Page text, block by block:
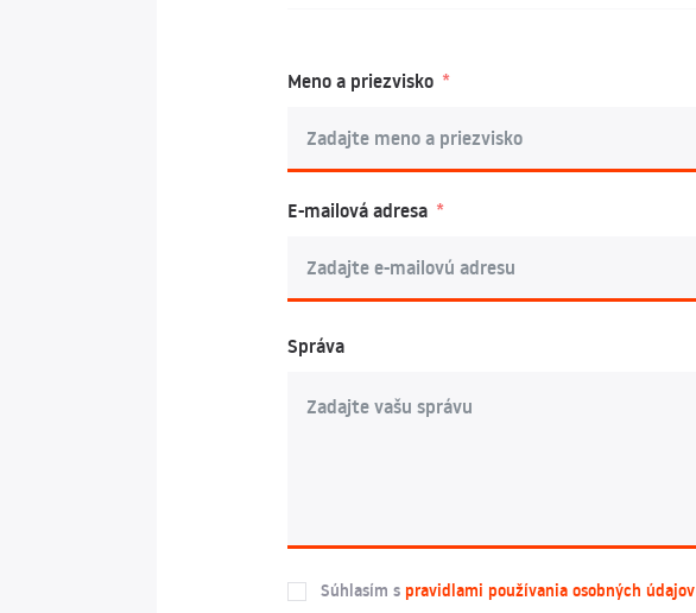
Meno a priezvisko
E-mailová adresa
Správa
Súhlasím s pravidlami používania osobných údajov